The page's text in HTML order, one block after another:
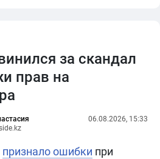
за скандал
прав на
06.08.2026, 15:33
признало ошибки при